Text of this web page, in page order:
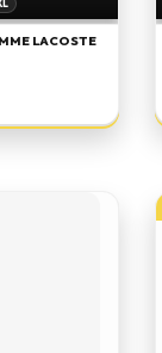
LACOSTE